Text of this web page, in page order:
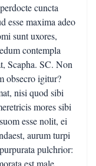
cuncta
esse maxima adeo
sunt uxores,
contempla
Scapha. SC. Non
obsecro igitur?
nisi quod sibi
mores sibi
esse nolit, ei
aurum turpi
pulchrior:
est male.